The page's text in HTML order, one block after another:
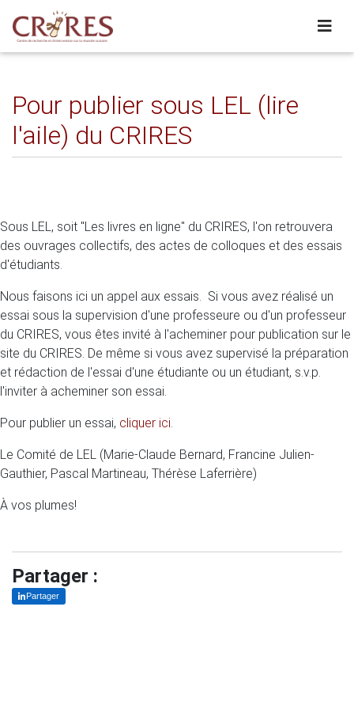
Pour publier sous LEL (lire
l'aile) du CRIRES
Sous LEL, soit "Les livres en ligne" du CRIRES, l'on retrouvera
des ouvrages collectifs, des actes de colloques et des essais
d'étudiants.
Nous faisons ici un appel aux essais. Si vous avez réalisé un
essai sous la supervision d'une professeure ou d'un professeur
du CRIRES, vous êtes invité à l'acheminer pour publication sur le
site du CRIRES. De même si vous avez supervisé la préparation
et rédaction de l'essai d'une étudiante ou un étudiant, s.v.p.
l'inviter à acheminer son essai.
Pour publier un essai, cliquer ici.
Le Comité de LEL (Marie-Claude Bernard, Francine Julien-
Gauthier, Pascal Martineau, Thérèse Laferrière)
À vos plumes!
Partager :
Partager